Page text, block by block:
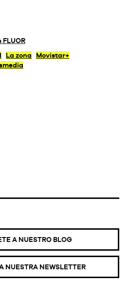
FLUOR
La zona
Movistar+
A NUESTRO BLOG
NUESTRA NEWSLETTER